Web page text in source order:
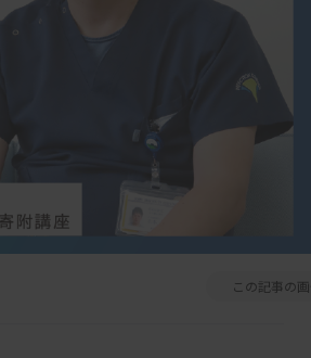
この記事の